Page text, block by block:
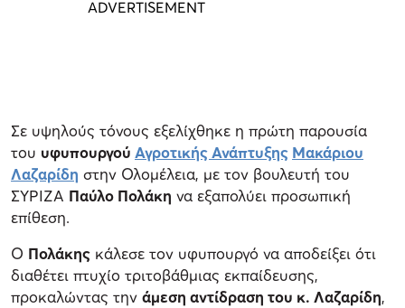
Σε υψηλούς τόνους εξελίχθηκε η πρώτη παρουσία
του υφυπουργού Αγροτικής Ανάπτυξης Μακάριου
Λαζαρίδη στην Ολομέλεια, με τον βουλευτή του
ΣΥΡΙΖΑ Παύλο Πολάκη να εξαπολύει προσωπική
επίθεση.
Ο Πολάκης κάλεσε τον υφυπουργό να αποδείξει ότι
διαθέτει πτυχίο τριτοβάθμιας εκπαίδευσης,
προκαλώντας την άμεση αντίδραση του κ. Λαζαρίδη,